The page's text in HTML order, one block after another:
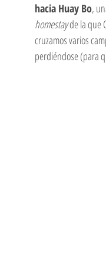
hacia Huay Bo,
homestay de la que
cruzamos varios
perdiéndose (para